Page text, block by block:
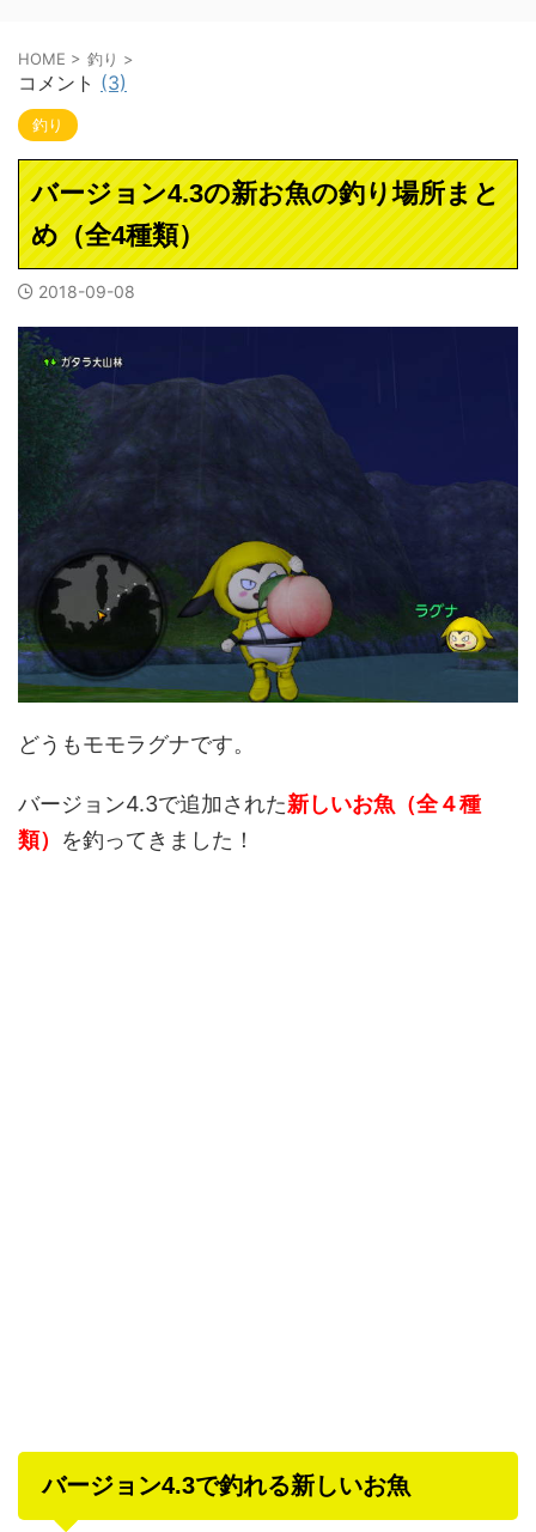
HOME > 釣り >
コメント (3)
釣り
バージョン4.3の新お魚の釣り場所まと
め（全4種類）
2018-09-08
どうもモモラグナです。
バージョン4.3で追加された新しいお魚（全４種
類） を釣ってきました！
バージョン4.3で釣れる新しいお魚